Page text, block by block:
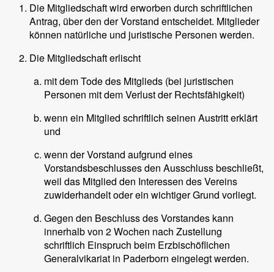
Die Mitgliedschaft wird erworben durch schriftlichen
Antrag, über den der Vorstand entscheidet. Mitglieder
können natürliche und juristische Personen werden.
Die Mitgliedschaft erlischt
mit dem Tode des Mitglieds (bei juristischen
Personen mit dem Verlust der Rechtsfähigkeit)
wenn ein Mitglied schriftlich seinen Austritt erklärt
und
wenn der Vorstand aufgrund eines
Vorstandsbeschlusses den Ausschluss beschließt,
weil das Mitglied den Interessen des Vereins
zuwiderhandelt oder ein wichtiger Grund vorliegt.
Gegen den Beschluss des Vorstandes kann
innerhalb von 2 Wochen nach Zustellung
schriftlich Einspruch beim Erzbischöflichen
Generalvikariat in Paderborn eingelegt werden.